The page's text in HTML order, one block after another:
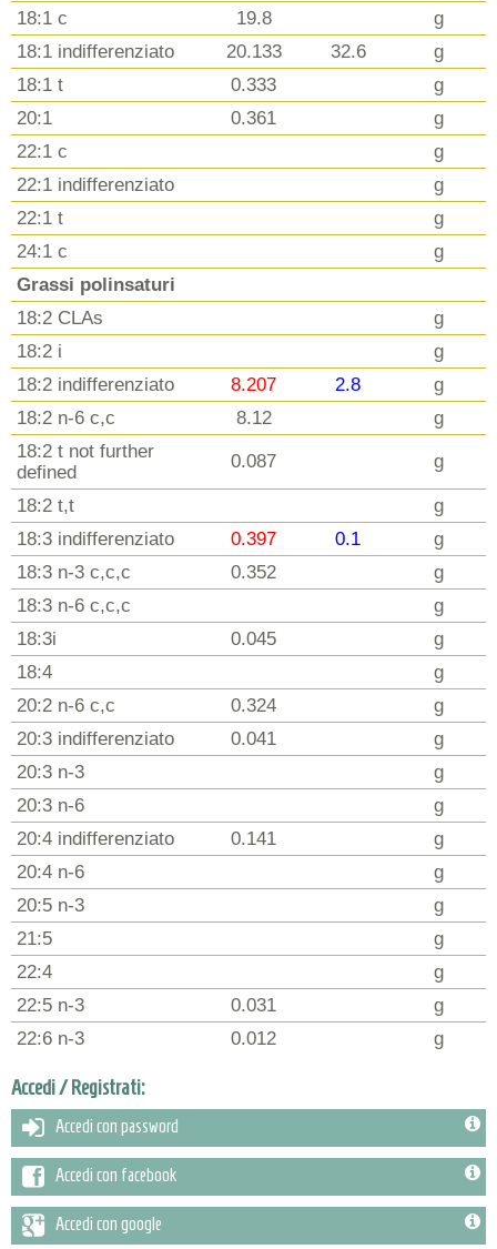
18:1 c
19.8
g
18:1 indifferenziato
20.133 32.6
g
18:1 t
0.333
g
20:1
0.361
g
22:1 c
g
22:1 indifferenziato
g
22:1 t
g
24:1 c
g
Grassi polinsaturi
18:2 CLAs
g
18:2 i
g
18:2 indifferenziato
8.207 2.8
g
18:2 n-6 c,c
8.12
g
18:2 t not further
defined
0.087 g
18:2 t,t
g
18:3 indifferenziato
0.397 0.1
g
18:3 n-3 c,c,c
0.352
g
18:3 n-6 c,c,c
g
18:3i
0.045
g
18:4
g
20:2 n-6 c,c
0.324
g
20:3 indifferenziato
0.041
g
20:3 n-3
g
20:3 n-6
g
20:4 indifferenziato
0.141
g
20:4 n-6
g
20:5 n-3
g
21:5
g
22:4
g
22:5 n-3
0.031
g
22:6 n-3
0.012 g
Accedi / Registrati:
Accedi con password
Accedi con facebook
Accedi con google